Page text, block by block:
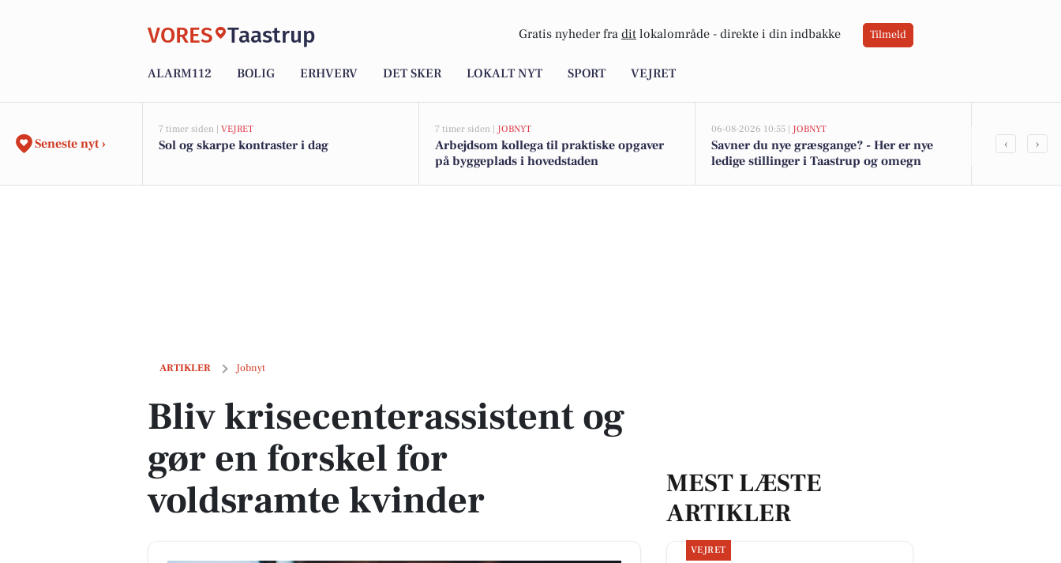
VORES Taastrup Gratis nyheder fra dit lokalområde - direkte i din indbakke Tilmeld
ALARM112 BOLIG ERHVERV DET SKER LOKALT NYT SPORT VEJRET
Seneste nyt ›
7 timer siden | VEJRET
Sol og skarpe kontraster i dag
7 timer siden | JOBNYT
Arbejdsom kollega til praktiske opgaver
på byggeplads i hovedstaden
06-08-2026 10:55 | JOBNYT
Savner du nye græsgange? - Her er nye
ledige stillinger i Taastrup og omegn
Top 6 over
‹ ›
ARTIKLER Jobnyt
Bliv krisecenterassistent og gør en forskel for voldsramte kvinder
Bliv krisecenterassistent og
gør en forskel for
voldsramte kvinder
MEST LÆSTE
ARTIKLER
VEJRET